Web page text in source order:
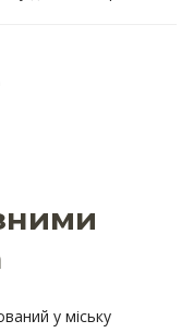
у міську